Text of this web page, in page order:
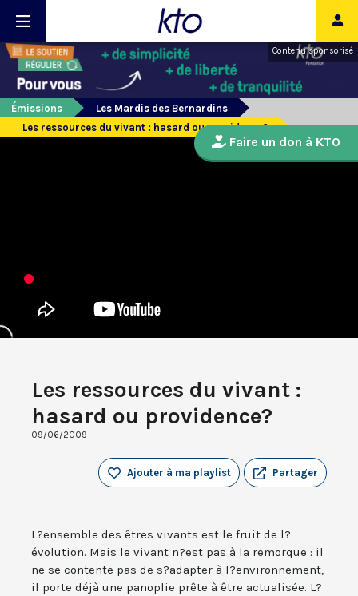
Contenu sponsorisé
Émissions
Les Mardis des Bernardins
Les ressources du vivant : hasard ou providence?
Les ressources du vivant :
hasard ou providence?
09/06/2009
Partager
Ajouter à ma playlist
L?ensemble des êtres vivants est le fruit de l?
évolution. Mais le vivant n?est pas à la remorque : il
ne se contente pas de s?adapter à l?environnement,
il porte déjà une panoplie prête à être actualisée. L?
Faire un don à KTO